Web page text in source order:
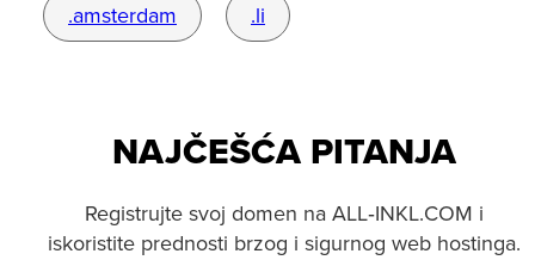
.amsterdam .li
NAJČEŠĆA PITANJA
Registrujte svoj domen na ALL‑INKL.COM i
iskoristite prednosti brzog i sigurnog web hostinga.